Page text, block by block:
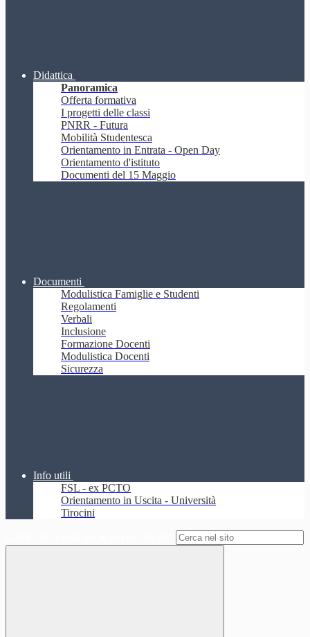
Didattica
Panoramica
Offerta formativa
I progetti delle classi
PNRR - Futura
Mobilità Studentesca
Orientamento in Entrata - Open Day
Orientamento d'istituto
Documenti del 15 Maggio
Documenti
Modulistica Famiglie e Studenti
Regolamenti
Verbali
Inclusione
Formazione Docenti
Modulistica Docenti
Sicurezza
Info utili
FSL - ex PCTO
Orientamento in Uscita - Università
Tirocini